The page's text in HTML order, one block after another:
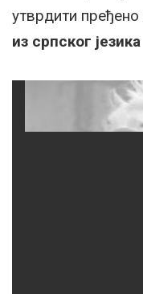
утврдити пређено
из српског језика